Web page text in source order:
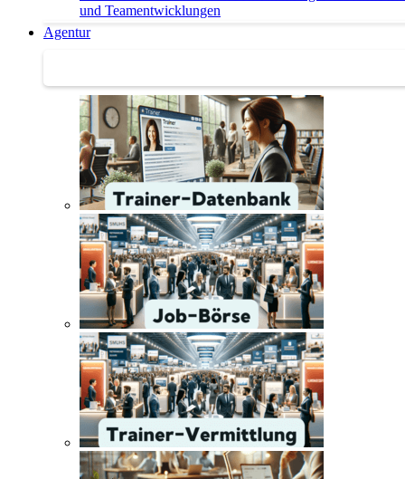
und Teamentwicklungen
Agentur